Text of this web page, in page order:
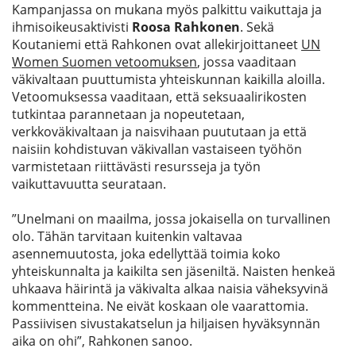
Kampanjassa on mukana myös palkittu vaikuttaja ja
ihmisoikeusaktivisti Roosa Rahkonen. Sekä
Koutaniemi että Rahkonen ovat allekirjoittaneet UN
Women Suomen vetoomuksen, jossa vaaditaan
väkivaltaan puuttumista yhteiskunnan kaikilla aloilla.
Vetoomuksessa vaaditaan, että seksuaalirikosten
tutkintaa parannetaan ja nopeutetaan,
verkkoväkivaltaan ja naisvihaan puututaan ja että
naisiin kohdistuvan väkivallan vastaiseen työhön
varmistetaan riittävästi resursseja ja työn
vaikuttavuutta seurataan.
”Unelmani on maailma, jossa jokaisella on turvallinen
olo. Tähän tarvitaan kuitenkin valtavaa
asennemuutosta, joka edellyttää toimia koko
yhteiskunnalta ja kaikilta sen jäseniltä. Naisten henkeä
uhkaava häirintä ja väkivalta alkaa naisia väheksyvinä
kommentteina. Ne eivät koskaan ole vaarattomia.
Passiivisen sivustakatselun ja hiljaisen hyväksynnän
aika on ohi”, Rahkonen sanoo.